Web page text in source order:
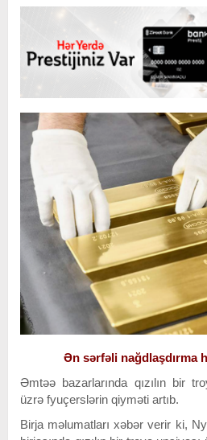
Ən sərfəli nağdlaşdırma
Əmtəə bazarlarında qızılın bir
üzrə fyuçerslərin qiyməti artıb.
Birja məlumatları xəbər verir ki,